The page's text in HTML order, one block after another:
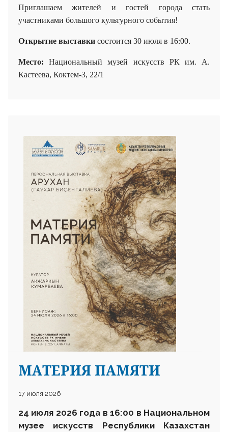
Приглашаем жителей и гостей города стать
участниками большого культурного события!
Открытие выставки состоится 30 июля в 16:00.
Место: Национальный музей искусств РК им. А.
Кастеева, Коктем-3, 22/1
МАТЕРИЯ ПАМЯТИ
17 июля 2026
24 июля 2026 года в 16:00 в Национальном
музее искусств Республики Казахстан